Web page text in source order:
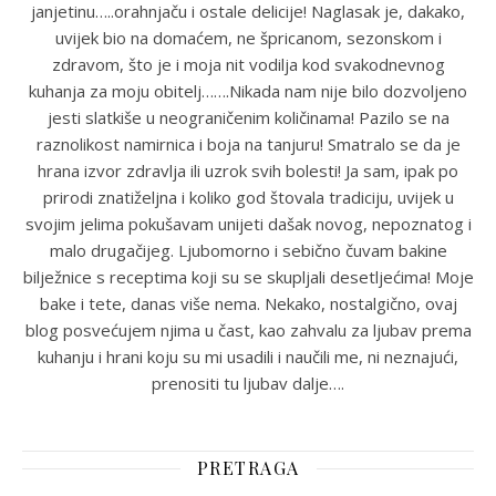
janjetinu…..orahnjaču i ostale delicije! Naglasak je, dakako,
uvijek bio na domaćem, ne špricanom, sezonskom i
zdravom, što je i moja nit vodilja kod svakodnevnog
kuhanja za moju obitelj…….Nikada nam nije bilo dozvoljeno
jesti slatkiše u neograničenim količinama! Pazilo se na
raznolikost namirnica i boja na tanjuru! Smatralo se da je
hrana izvor zdravlja ili uzrok svih bolesti! Ja sam, ipak po
prirodi znatiželjna i koliko god štovala tradiciju, uvijek u
svojim jelima pokušavam unijeti dašak novog, nepoznatog i
malo drugačijeg. Ljubomorno i sebično čuvam bakine
bilježnice s receptima koji su se skupljali desetljećima! Moje
bake i tete, danas više nema. Nekako, nostalgično, ovaj
blog posvećujem njima u čast, kao zahvalu za ljubav prema
kuhanju i hrani koju su mi usadili i naučili me, ni neznajući,
prenositi tu ljubav dalje….
PRETRAGA